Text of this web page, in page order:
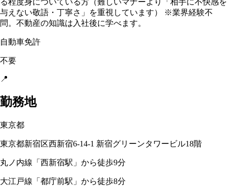
る程度身についている方（難しいマナーより「相手に不快感を
与えない敬語・丁寧さ」を重視しています） ※業界経験不
問。不動産の知識は入社後に学べます。
自動車免許
不要
📍
勤務地
東京都
東京都新宿区西新宿6-14-1 新宿グリーンタワービル18階
丸ノ内線「西新宿駅」から徒歩9分
大江戸線「都庁前駅」から徒歩8分